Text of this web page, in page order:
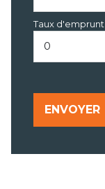
Taux d'emprunt
ENVOYER